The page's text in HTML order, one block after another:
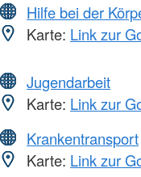
Hilfe bei der
Karte: Link zur
Jugendarbeit
Karte: Link zur
Krankentransport
Karte: Link zur